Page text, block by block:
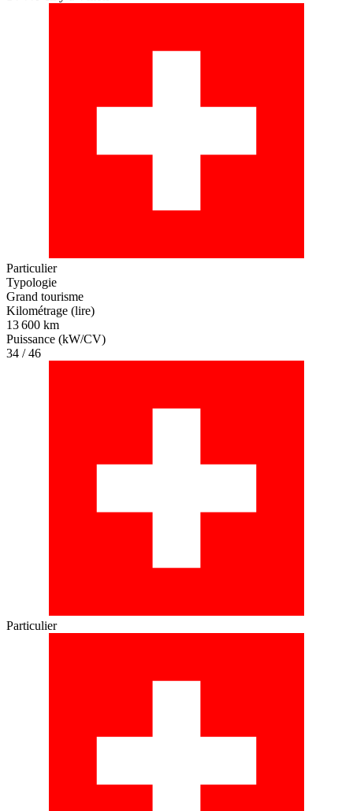
Particulier
Typologie
Grand tourisme
Kilométrage (lire)
13 600 km
Puissance (kW/CV)
34 / 46
Particulier